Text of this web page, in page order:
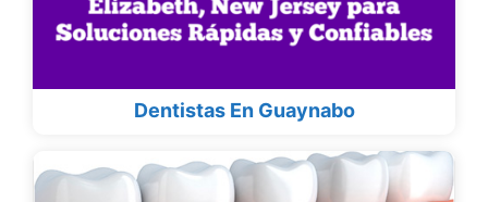
Dentistas En Guaynabo